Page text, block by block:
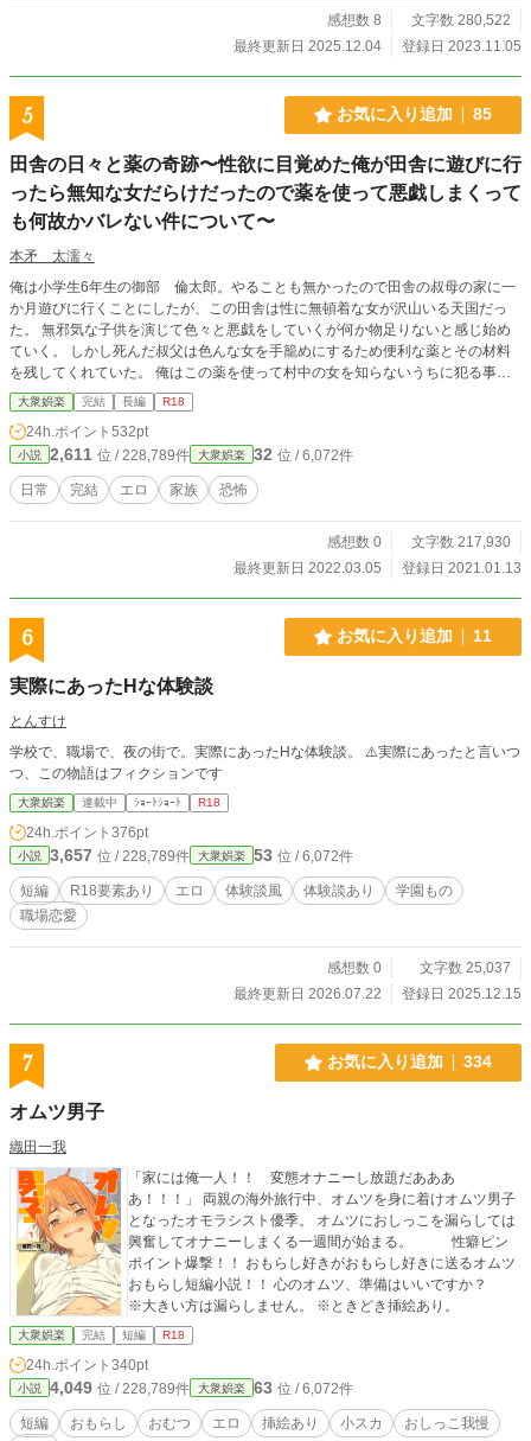
感想数 8
文字数 280,522
最終更新日 2025.12.04
登録日 2023.11.05
5 お気に入り追加 85
田舎の日々と薬の奇跡〜性欲に目覚めた俺が田舎に遊びに行
ったら無知な女だらけだったので薬を使って悪戯しまくって
も何故かバレない件について〜
本矛 太濡々
俺は小学生6年生の御部 倫太郎。やることも無かったので田舎の叔母の家に一
か月遊びに行くことにしたが、この田舎は性に無頓着な女が沢山いる天国だっ
た。 無邪気な子供を演じて色々と悪戯をしていくが何か物足りないと感じ始め
ていく。 しかし死んだ叔父は色んな女を手籠めにするため便利な薬とその材料
を残してくれていた。 俺はこの薬を使って村中の女を知らないうちに犯る事を
決めたのだった。 ＊更新は最新話に追いつくまで毎日、それからは毎週土曜日
です。 ＊ノクターンノベルズさんにも連載しています。
大衆娯楽 完結 長編 R18
24h.ポイント 532pt
小説 2,611 位 / 228,789件 大衆娯楽 32 位 / 6,072件
日常 完結 エロ 家族 恐怖
感想数 0
文字数 217,930
最終更新日 2022.03.05
登録日 2021.01.13
6 お気に入り追加 11
実際にあったHな体験談
とんすけ
学校で、職場で、夜の街で。実際にあったHな体験談。 ⚠️実際にあったと言いつ
つ、この物語はフィクションです
大衆娯楽 連載中 ｼｮｰﾄｼｮｰﾄ R18
24h.ポイント 376pt
小説 3,657 位 / 228,789件 大衆娯楽 53 位 / 6,072件
短編 R18要素あり エロ 体験談風 体験談あり
学園もの
職場恋愛
感想数 0
文字数 25,037
最終更新日 2026.07.22
登録日 2025.12.15
7 お気に入り追加 334
オムツ男子
織田一我
「家には俺一人！！ 変態オナニーし放題だあああ
あ！！！」 両親の海外旅行中、オムツを身に着けオムツ男子
となったオモラシスト優季。 オムツにおしっこを漏らしては
興奮してオナニーしまくる一週間が始まる。 性癖ピン
ポイント爆撃！！ おもらし好きがおもらし好きに送るオムツ
おもらし短編小説！！ 心のオムツ、準備はいいですか？
※大きい方は漏らしません。 ※ときどき挿絵あり。
大衆娯楽 完結 短編 R18
24h.ポイント 340pt
小説 4,049 位 / 228,789件 大衆娯楽 63 位 / 6,072件
短編 おもらし おむつ エロ 挿絵あり 小スカ
おしっこ我慢